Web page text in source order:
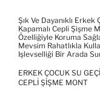
Şık Ve Dayanıklı
Kapamalı Cepli Şişme
Özelliğiyle Koruma
Mevsim Rahatlıkla
Işlevselliği Bir Arada
ERKEK ÇOCUK SU
CEPLI ŞIŞME MONT